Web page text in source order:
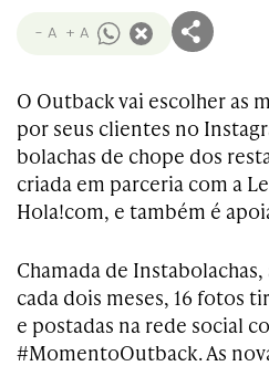
- A + A
O Outback vai escolher as
por seus clientes no
bolachas de chope dos
criada em parceria com a
Hola!com, e também é
Chamada de Instabolachas,
cada dois meses, 16 fotos
e postadas na rede social
#MomentoOutback. As